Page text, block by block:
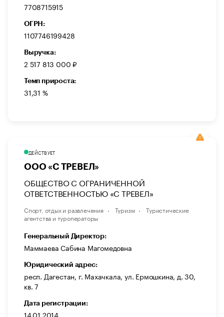
7708715915
ОГРН:
1107746199428
Выручка:
2 517 813 000 ₽
Темп прироста:
31,31 %
ДЕЙСТВУЕТ
ООО «С ТРЕВЕЛ»
ОБЩЕСТВО С ОГРАНИЧЕННОЙ
ОТВЕТСТВЕННОСТЬЮ «С ТРЕВЕЛ»
Спорт, отдых и развлечения Туризм
Туристические
агентства и туроператоры
Генеральный Директор:
Маммаева Сабина Магомедовна
Юридический адрес:
респ. Дагестан, г. Махачкала, ул. Ермошкина, д. 30,
кв. 7
Дата регистрации:
14.01.2014